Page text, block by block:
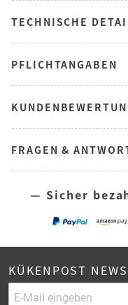
TECHNISCHE
PFLICHTANGABEN
FRAGEN &
— Sicher
KÜKENPOST